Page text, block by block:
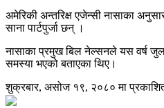
अमेरिकी अन्तरिक्ष एजेन्सी नासाका
साना पार्टपुर्जा छन् ।
नासाका प्रमुख बिल नेल्सनले यस वर्ष
समस्या भएको बताएका थिए।
शुक्रबार, असोज १९, २०८० मा